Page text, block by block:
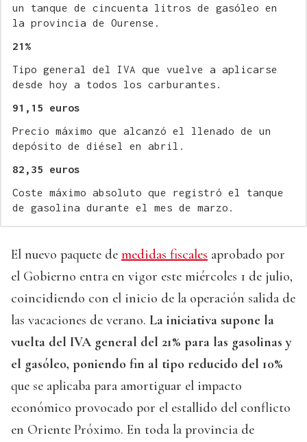
un tanque de cincuenta litros de gasóleo en
la provincia de Ourense.
21%
Tipo general del IVA que vuelve a aplicarse
desde hoy a todos los carburantes.
91,15 euros
Precio máximo que alcanzó el llenado de un
depósito de diésel en abril.
82,35 euros
Coste máximo absoluto que registró el tanque
de gasolina durante el mes de marzo.
El nuevo paquete de medidas fiscales aprobado por
el Gobierno entra en vigor este miércoles 1 de julio,
coincidiendo con el inicio de la operación salida de
las vacaciones de verano. La iniciativa supone la
vuelta del IVA general del 21% para las gasolinas y
el gasóleo, poniendo fin al tipo reducido del 10%
que se aplicaba para amortiguar el impacto
económico provocado por el estallido del conflicto
en Oriente Próximo. En toda la provincia de